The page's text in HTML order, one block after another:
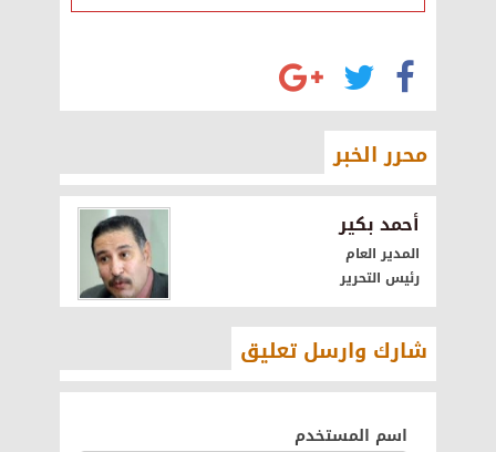
محرر الخبر
أحمد بكير
المدير العام
رئيس التحرير
شارك وارسل تعليق
اسم المستخدم